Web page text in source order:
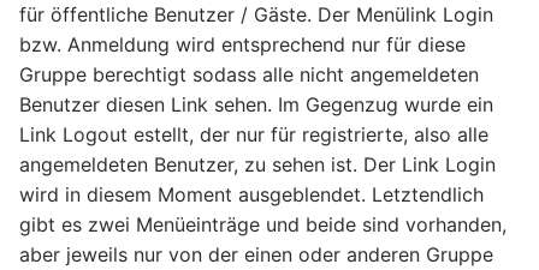
für öffentliche Benutzer / Gäste. Der Menülink Login
bzw. Anmeldung wird entsprechend nur für diese
Gruppe berechtigt sodass alle nicht angemeldeten
Benutzer diesen Link sehen. Im Gegenzug wurde ein
Link Logout estellt, der nur für registrierte, also alle
angemeldeten Benutzer, zu sehen ist. Der Link Login
wird in diesem Moment ausgeblendet. Letztendlich
gibt es zwei Menüeinträge und beide sind vorhanden,
aber jeweils nur von der einen oder anderen Gruppe